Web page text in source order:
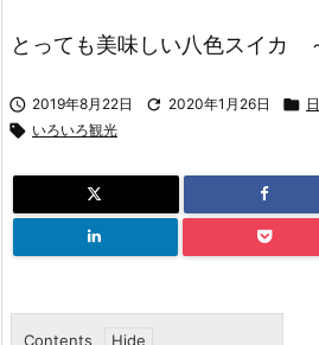
とっても美味しい八色スイカ
 2019年8月22日  2020年1月26日 
 いろいろ観光
Contents